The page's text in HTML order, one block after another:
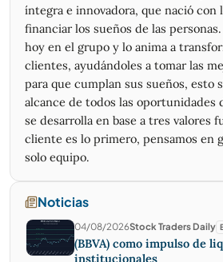
15/04/2026
16,08 16,29
14/04/2026
16,47 16,63
13/04/2026
16,29 16,79
10/04/2026
16,34 16,74
09/04/2026
16,46 16,54
08/04/2026
16,39 16,94
07/04/2026
15,78 15,94
06/04/2026
16,08 16,36
03/04/2026
01/04/2026
31/03/2026
30/03/2026
14,48
27/03/2026
14,17
íntegra e innovadora, que nació con
financiar los sueños de las
hoy en el grupo y lo anima a
clientes, ayudándoles a tomar las
para que cumplan sus sueños, esto
alcance de todos las oportunidades
se desarrolla en base a tres valores
cliente es lo primero, pensamos en
solo equipo.
Noticias
04/08/2026Stock Traders Daily
(BBVA) como impulso de
institucionales